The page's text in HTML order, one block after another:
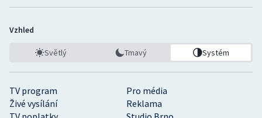
TV program
Pro média
Živé vysílání
Reklama
Vzhled
Světlý Tmavý Systém